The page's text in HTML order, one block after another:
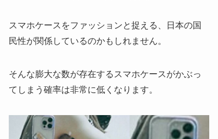
スマホケースをファッションと捉える、日本の国
民性が関係しているのかもしれません。
そんな膨大な数が存在するスマホケースがかぶっ
てしまう確率は非常に低くなります。